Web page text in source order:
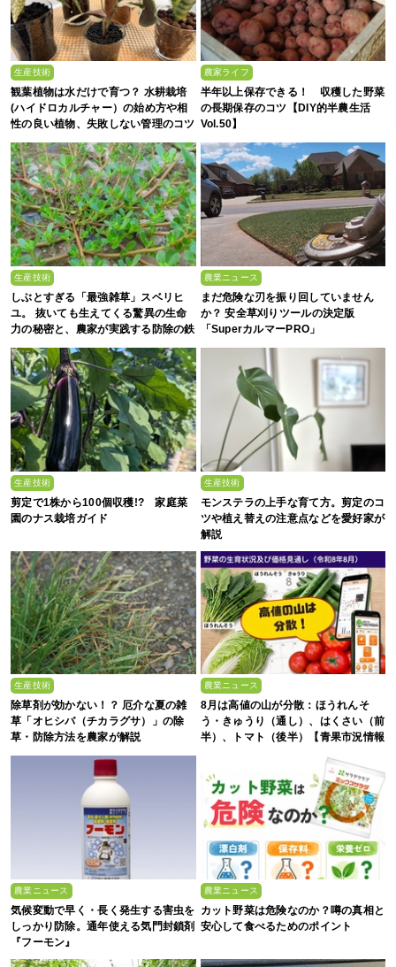
生産技術
観葉植物は水だけで育つ？ 水耕栽培
(ハイドロカルチャー）の始め方や相
性の良い植物、失敗しない管理のコツ
まで徹底解説
農家ライフ
半年以上保存できる！ 収穫した野菜
の長期保存のコツ【DIY的半農生活
Vol.50】
生産技術
しぶとすぎる「最強雑草」スベリヒ
ユ。 抜いても生えてくる驚異の生命
力の秘密と、農家が実践する防除の鉄
則
農業ニュース
まだ危険な刃を振り回していません
か？ 安全草刈りツールの決定版
「SuperカルマーPRO」
生産技術
剪定で1株から100個収穫!? 家庭菜
園のナス栽培ガイド
生産技術
モンステラの上手な育て方。剪定のコ
ツや植え替えの注意点などを愛好家が
解説
生産技術
除草剤が効かない！？ 厄介な夏の雑
草「オヒシバ（チカラグサ）」の除
草・防除方法を農家が解説
農業ニュース
8月は高値の山が分散：ほうれんそ
う・きゅうり（通し）、はくさい（前
半）、トマト（後半）【青果市況情報
農業ニュース
気候変動で早く・長く発生する害虫を
しっかり防除。通年使える気門封鎖剤
『フーモン』
農業ニュース
カット野菜は危険なのか？噂の真相と
安心して食べるためのポイント